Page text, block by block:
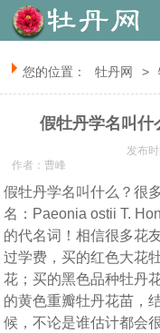
您的位置： 牡丹网 >
假牡丹学名叫
发布
作者：曹峰
假牡丹学名叫什么？很
名：Paeonia ostii T.
的代名词！相信很多花
过学费，买的红色大花
花；买的黑色品种牡丹
的黄色重瓣牡丹花苗，
候，不论是谁估计都会